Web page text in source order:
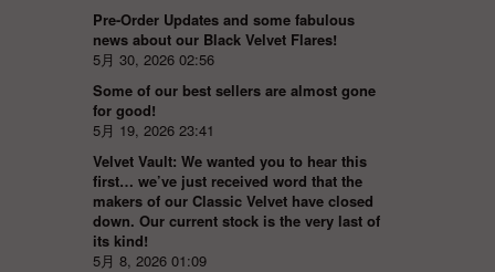
Pre-Order Updates and some fabulous
news about our Black Velvet Flares!
5月 30, 2026 02:56
Some of our best sellers are almost gone
for good!
5月 19, 2026 23:41
Velvet Vault: We wanted you to hear this
first… we’ve just received word that the
makers of our Classic Velvet have closed
down. Our current stock is the very last of
its kind!
5月 8, 2026 01:09